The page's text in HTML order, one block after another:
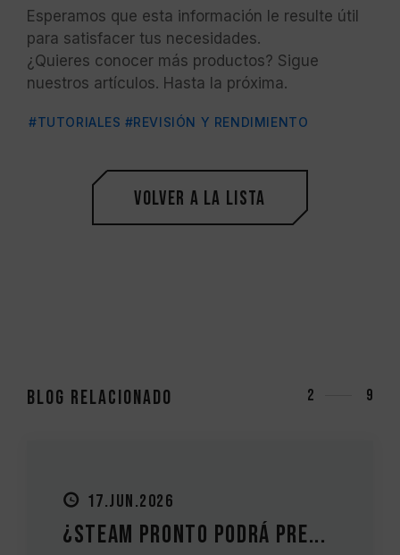
Esperamos que esta información le resulte útil
para satisfacer tus necesidades.
¿Quieres conocer más productos? Sigue
nuestros artículos. Hasta la próxima.
#TUTORIALES #REVISIÓN Y RENDIMIENTO
Volver a la lista
Blog relacionado 3 9
podrá pre... Guía de